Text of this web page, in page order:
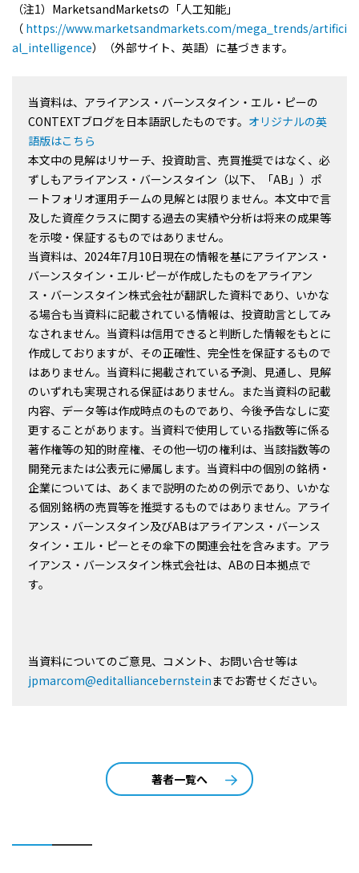
（注1）MarketsandMarketsの「人工知能」
（ https://www.marketsandmarkets.com/mega_trends/artifici
al_intelligence）（外部サイト、英語）に基づきます。
当資料は、アライアンス・バーンスタイン・エル・ピーの
CONTEXTブログを日本語訳したものです。 オリジナルの英
語版はこちら
本文中の見解はリサーチ、投資助言、売買推奨ではなく、必
ずしもアライアンス・バーンスタイン（以下、「AB」）ポ
ートフォリオ運用チームの見解とは限りません。本文中で言
及した資産クラスに関する過去の実績や分析は将来の成果等
を示唆・保証するものではありません。
当資料は、2024年7月10日現在の情報を基にアライアンス・
バーンスタイン・エル･ピーが作成したものをアライアン
ス・バーンスタイン株式会社が翻訳した資料であり、いかな
る場合も当資料に記載されている情報は、投資助言としてみ
なされません。当資料は信用できると判断した情報をもとに
作成しておりますが、その正確性、完全性を保証するもので
はありません。当資料に掲載されている予測、見通し、見解
のいずれも実現される保証はありません。また当資料の記載
内容、データ等は作成時点のものであり、今後予告なしに変
更することがあります。当資料で使用している指数等に係る
著作権等の知的財産権、その他一切の権利は、当該指数等の
開発元または公表元に帰属します。当資料中の個別の銘柄・
企業については、あくまで説明のための例示であり、いかな
る個別銘柄の売買等を推奨するものではありません。アライ
アンス・バーンスタイン及びABはアライアンス・バーンス
タイン・エル・ピーとその傘下の関連会社を含みます。アラ
イアンス・バーンスタイン株式会社は、ABの日本拠点で
す。
当資料についてのご意見、コメント、お問い合せ等は
jpmarcom@editalliancebernsteinまでお寄せください。
著者一覧へ